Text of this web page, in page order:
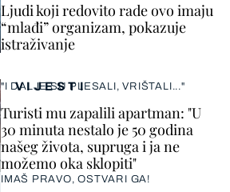
VIJESTI
"I DALJE SU PLESALI, VRIŠTALI..."
Turisti mu zapalili apartman: "U
30 minuta nestalo je 50 godina
našeg života, supruga i ja ne
možemo oka sklopiti"
IMAŠ PRAVO, OSTVARI GA!
Ljudi koji redovito rade ovo imaju
“mlađi” organizam, pokazuje
istraživanje